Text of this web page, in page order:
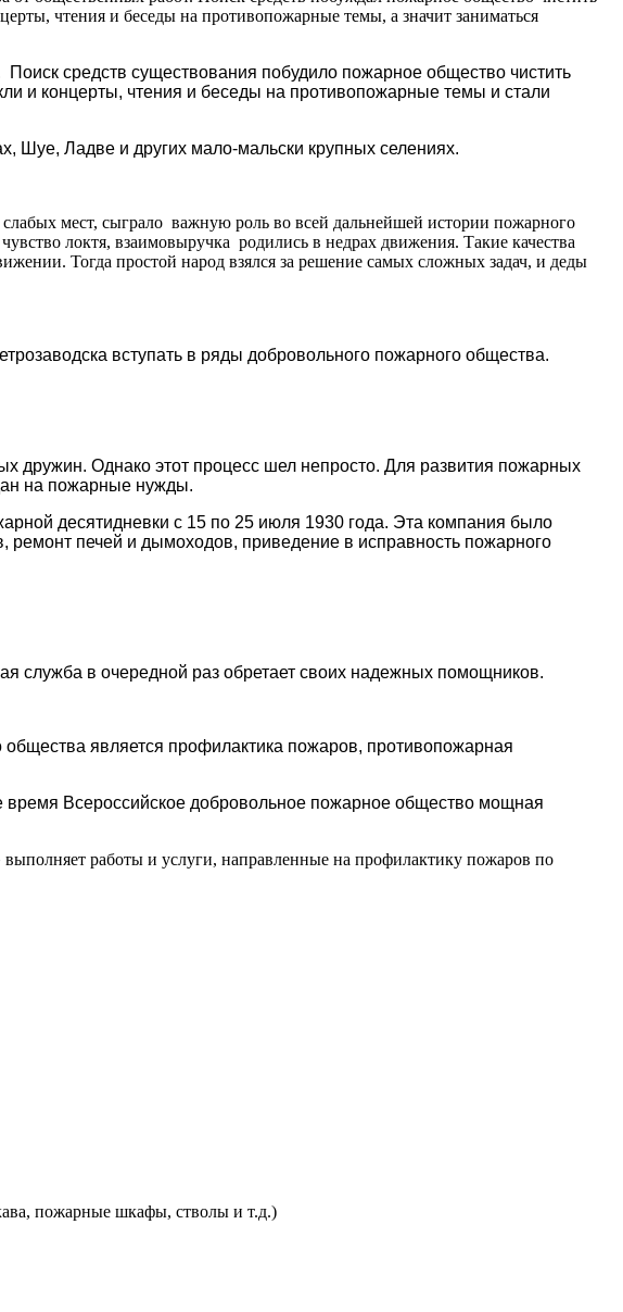
чтения и беседы на противопожарные темы, а значит заниматься
средств существования побудило пожарное общество чистить
и концерты, чтения и беседы на противопожарные темы и стали
Шуе, Ладве и других мало-мальски крупных селениях.
мест, сыграло важную роль во всей дальнейшей истории пожарного
локтя, взаимовыручка родились в недрах движения. Такие качества
Тогда простой народ взялся за решение самых сложных задач, и деды
вступать в ряды добровольного пожарного общества.
дружин. Однако этот процесс шел непросто. Для развития пожарных
на пожарные нужды.
десятидневки с 15 по 25 июля 1930 года. Эта компания было
печей и дымоходов, приведение в исправность пожарного
служба в очередной раз обретает своих надежных помощников.
является профилактика пожаров, противопожарная
Всероссийское добровольное пожарное общество мощная
работы и услуги, направленные на профилактику пожаров по
пожарные шкафы, стволы и т.д.)